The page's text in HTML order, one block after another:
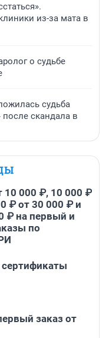
из-за мата в
о судьбе
судьба
после скандала в
10 000 ₽, 10 000 ₽
₽ от 30 000 ₽ и
₽ на первый и
по
сертификаты
заказ от